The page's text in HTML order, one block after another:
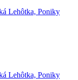
Lehôtka, Poniky
Lehôtka, Poniky